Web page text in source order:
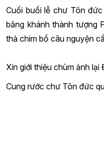
Cuối buổi lễ chư Tôn
băng khánh thành tượng
thả chim bồ câu nguyện
Xin giới thiệu chùm ảnh lại
Cung rước chư Tôn đức